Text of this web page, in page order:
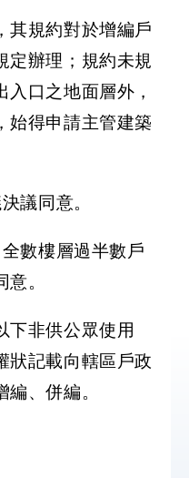
其規約對於增編戶
定辦理；規約未規
口之地面層外，
始得申請主管建築
議同意。
數樓層過半數戶
。
下非供公眾使用
狀記載向轄區戶政
、併編。